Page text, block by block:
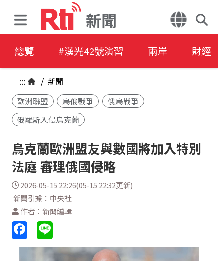
新聞
總覽 #漢光42號演習 兩岸 財經
::: / 新聞
歐洲聯盟
烏俄戰爭
俄烏戰爭
俄羅斯入侵烏克蘭
烏克蘭歐洲盟友與數國將加入特別
法庭 審理俄國侵略
2026-05-15 22:26(05-15 22:32更新)
新聞引據：中央社
作者：新聞編輯